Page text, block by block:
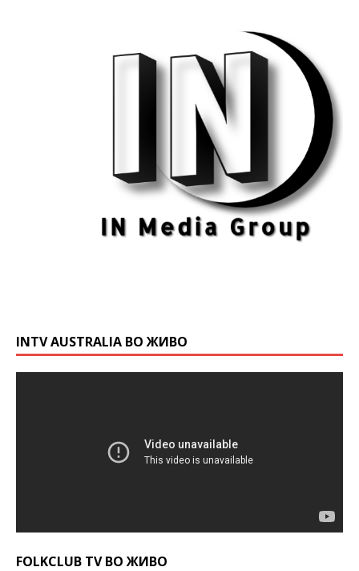
INTV AUSTRALIA ВО ЖИВО
FOLKCLUB TV ВО ЖИВО